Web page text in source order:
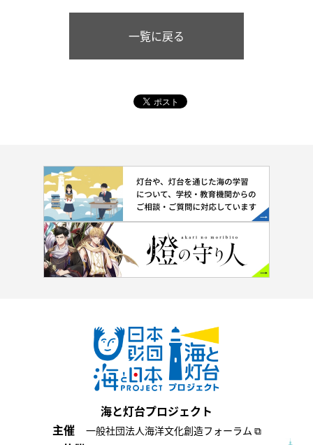
一覧に戻る
海と灯台プロジェクト
主催
一般社団法人海洋文化創造フォーラム ⧉